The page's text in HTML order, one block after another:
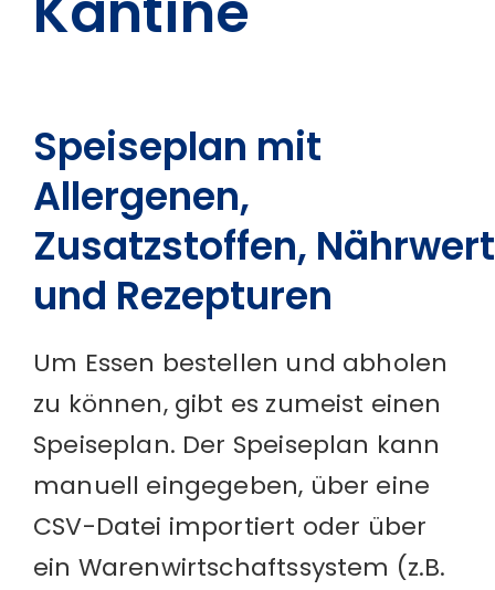
Speiseplan mit
Allergenen,
Zusatzstoffen,
und Rezepturen
Um Essen bestellen und abholen
zu können, gibt es zumeist einen
Speiseplan. Der Speiseplan kann
manuell eingegeben, über eine
CSV-Datei importiert oder über
ein Warenwirtschaftssystem (z.B.